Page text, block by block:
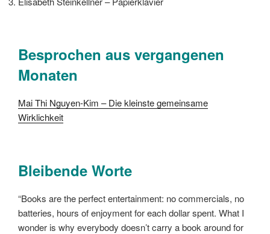
Besprochen aus vergangenen
Monaten
Mai Thi Nguyen-Kim – Die kleinste gemeinsame
Wirklichkeit
Bleibende Worte
“Books are the perfect entertainment: no commercials, no
batteries, hours of enjoyment for each dollar spent. What I
wonder is why everybody doesn’t carry a book around for